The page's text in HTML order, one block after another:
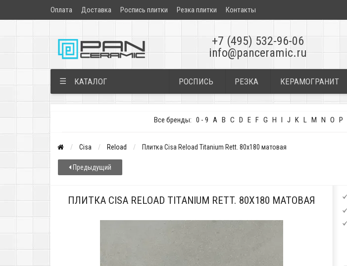
Оплата Доставка Роспись плитки Резка плитки Контакты
+7 (495) 532-96-06
info@panceramic.ru
☰ КАТАЛОГ РОСПИСЬ РЕЗКА КЕРАМОГРАНИТ
Все бренды: 0 - 9 A B C D E F G H I J K L M N O P
Cisa Reload Плитка Cisa Reload Titanium Rett. 80x180 матовая
Предыдущий
ПЛИТКА CISA RELOAD TITANIUM RETT. 80X180 МАТОВАЯ